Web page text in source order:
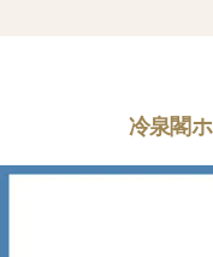
冷泉閣